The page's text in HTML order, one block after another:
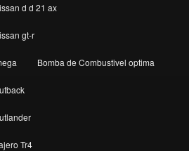
d d 21 ax
gt-r
Bomba de Combustivel optima
Tr4